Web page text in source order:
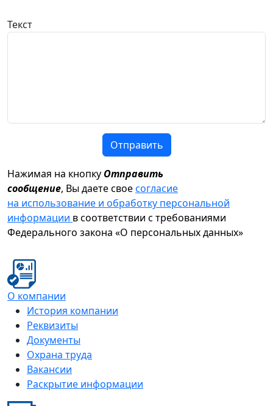
Текст
Отправить
Нажимая на кнопку Отправить
сообщение, Вы даете своесогласие
на использование и обработку персональной
информации в соответствии с требованиями
Федерального закона «О персональных данных»
О компании
История компании
Реквизиты
Документы
Охрана труда
Вакансии
Раскрытие информации